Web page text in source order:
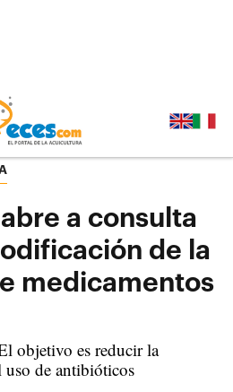
principal
a consulta
de la
medicamentos
objetivo es reducir la
uso de antibióticos